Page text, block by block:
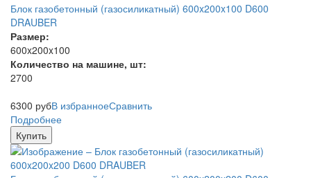
Блок газобетонный (газосиликатный) 600x200x100 D600
DRAUBER
Размер:
600x200x100
Количество на машине, шт:
2700
6300 рубВ избранноеСравнить
Подробнее
Купить